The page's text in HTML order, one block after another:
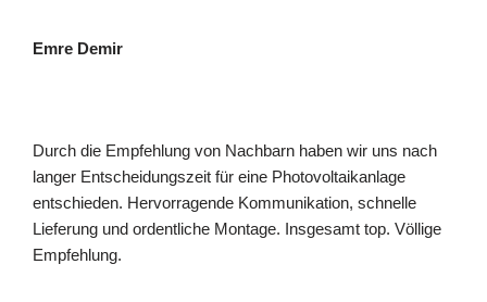
Emre Demir
Durch die Empfehlung von Nachbarn haben wir uns nach
langer Entscheidungszeit für eine Photovoltaikanlage
entschieden. Hervorragende Kommunikation, schnelle
Lieferung und ordentliche Montage. Insgesamt top. Völlige
Empfehlung.